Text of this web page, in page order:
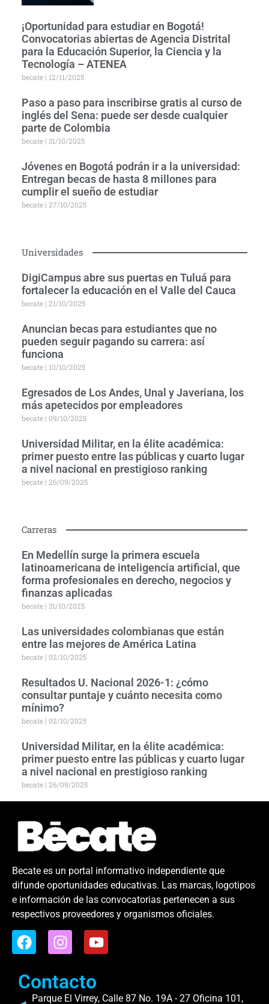
¡Oportunidad para estudiar en Bogotá!
Convocatorias abiertas de Agencia Distrital
para la Educación Superior, la Ciencia y la
Tecnología – ATENEA
becate 12/11/2025
Paso a paso para inscribirse gratis al curso de
inglés del Sena: puede ser desde cualquier
parte de Colombia
becate 31/10/2025
Jóvenes en Bogotá podrán ir a la universidad:
Entregan becas de hasta 8 millones para
cumplir el sueño de estudiar
becate 27/10/2025
Universidades
DigiCampus abre sus puertas en Tuluá para
fortalecer la educación en el Valle del Cauca
becate 21/10/2025
Anuncian becas para estudiantes que no
pueden seguir pagando su carrera: así
funciona
becate 10/10/2025
Egresados de Los Andes, Unal y Javeriana, los
más apetecidos por empleadores
becate 09/10/2025
Universidad Militar, en la élite académica:
primer puesto entre las públicas y cuarto lugar
a nivel nacional en prestigioso ranking
becate 26/09/2025
Carreras
En Medellín surge la primera escuela
latinoamericana de inteligencia artificial, que
forma profesionales en derecho, negocios y
finanzas aplicadas
becate 31/10/2025
Las universidades colombianas que están
entre las mejores de América Latina
becate 02/10/2025
Resultados U. Nacional 2026-1: ¿cómo
consultar puntaje y cuánto necesita como
mínimo?
becate 02/10/2025
Universidad Militar, en la élite académica:
primer puesto entre las públicas y cuarto lugar
a nivel nacional en prestigioso ranking
becate 26/09/2025
Becate es un portal informativo independiente que
difunde oportunidades educativas. Las marcas, logotipos
e información de las convocatorias pertenecen a sus
respectivos proveedores y organismos oficiales.
Contacto
Parque El Virrey, Calle 87 No. 19A - 27 Oficina 101,